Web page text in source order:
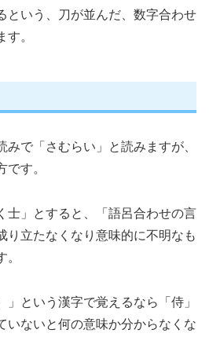
という、刀が並んだ、数字合わせ
。
みで「さむらい」と読みますが、
す。
士」とすると、「語呂合わせの言
り立たなくなり意味的に不明なも
」という漢字で覚えるなら「侍」
いないと何の意味か分からなくな